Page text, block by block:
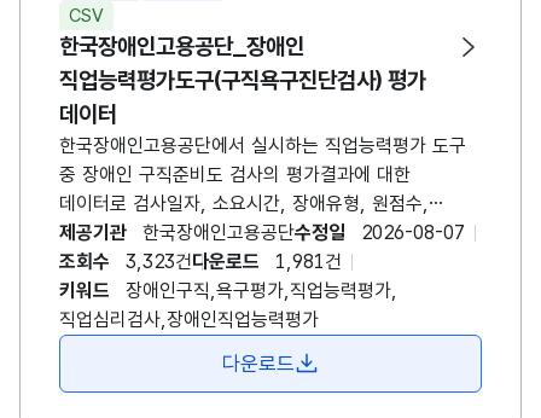
CSV
한국장애인고용공단_장애인
직업능력평가도구(구직욕구진단검사) 평가
데이터
한국장애인고용공단에서 실시하는 직업능력평가 도구
중 장애인 구직준비도 검사의 평가결과에 대한
데이터로 검사일자, 소요시간, 장애유형, 원점수,
백분위점수 등에 대한 정보를 제공합니다. * 장애인
구직준비도 검사: 기존 장애인 구직욕구진단검사의
측정 영역 및 문항을 보완하여 개정한 검사로 구직을
희망하는 장애인에게 고용서비스를 제공하기 전
구직욕구가 어느 정도인지 확인하기 위해 실시하는
검사입니다. 구직 장애인의 구직욕구 수준, 보완할 영역
제공기관 한국장애인고용공단수정일
2026-08-07
조회수
3,323건다운로드
1,981건
키워드
장애인구직,욕구평가,직업능력평가,
직업심리검사,장애인직업능력평가
다운로드